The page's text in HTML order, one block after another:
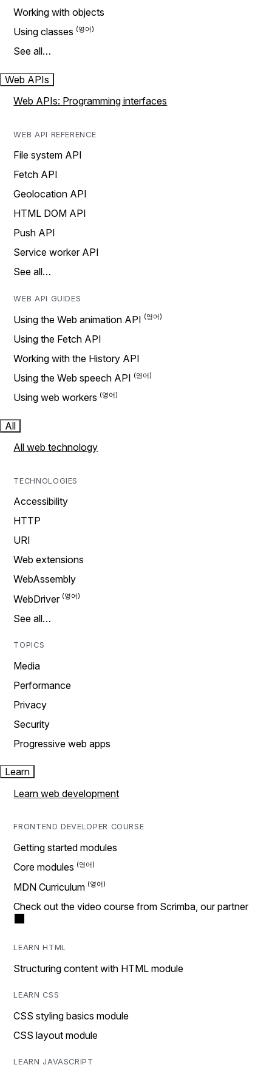
Working with objects
Using classes
See all…
Web APIs
Web APIs: Programming interfaces
WEB API REFERENCE
File system API
Fetch API
Geolocation API
HTML DOM API
Push API
Service worker API
See all…
WEB API GUIDES
Using the Web animation API
Using the Fetch API
Working with the History API
Using the Web speech API
Using web workers
All
All web technology
TECHNOLOGIES
Accessibility
HTTP
URI
Web extensions
WebAssembly
WebDriver
See all…
TOPICS
Media
Performance
Privacy
Security
Progressive web apps
Learn
Learn web development
FRONTEND DEVELOPER COURSE
Getting started modules
Core modules
MDN Curriculum
Check out the video course from Scrimba, our partner
LEARN HTML
Structuring content with HTML module
LEARN CSS
CSS styling basics module
CSS layout module
LEARN JAVASCRIPT